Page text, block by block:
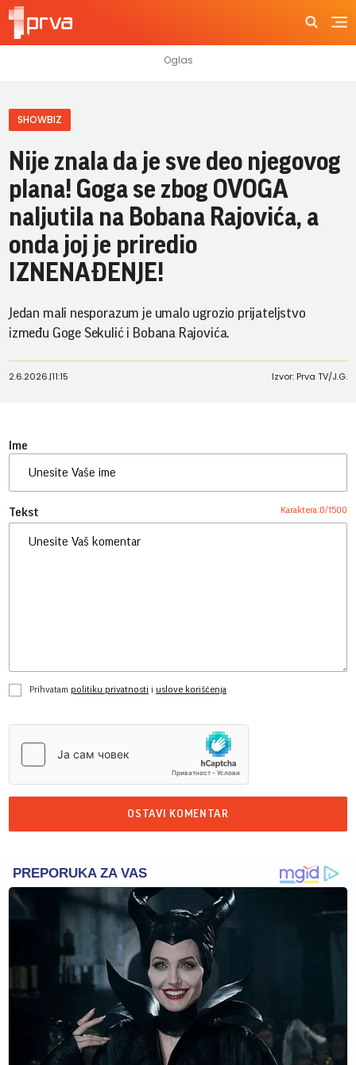
SHOWBIZ
Nije znala da je sve deo njegovog
plana! Goga se zbog OVOGA
naljutila na Bobana Rajovića, a
onda joj je priredio
IZNENAĐENJE!
Jedan mali nesporazum je umalo ugrozio prijateljstvo
između Goge Sekulić i Bobana Rajovića.
2.6.2026.|11:15 Izvor: Prva TV/J.G.
Ime
Tekst Karaktera:0/1500
Prihvatam politiku privatnosti i uslove korišćenja
OSTAVI KOMENTAR